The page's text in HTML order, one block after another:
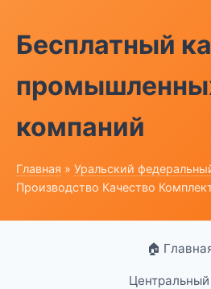
Бесплатный
компаний
Главная » Уральский
Производство Качество
🏠